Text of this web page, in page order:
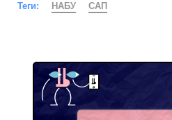
Теги: НАБУ САП